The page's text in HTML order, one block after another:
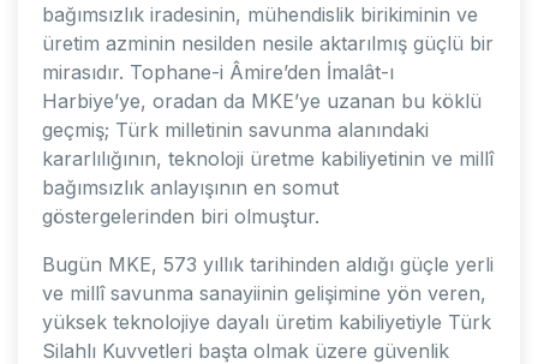
bağımsızlık iradesinin, mühendislik birikiminin ve
üretim azminin nesilden nesile aktarılmış güçlü bir
mirasıdır. Tophane-i Âmire’den İmalât-ı
Harbiye’ye, oradan da MKE’ye uzanan bu köklü
geçmiş; Türk milletinin savunma alanındaki
kararlılığının, teknoloji üretme kabiliyetinin ve millî
bağımsızlık anlayışının en somut
göstergelerinden biri olmuştur.
Bugün MKE, 573 yıllık tarihinden aldığı güçle yerli
ve millî savunma sanayiinin gelişimine yön veren,
yüksek teknolojiye dayalı üretim kabiliyetiyle Türk
Silahlı Kuvvetleri başta olmak üzere güvenlik